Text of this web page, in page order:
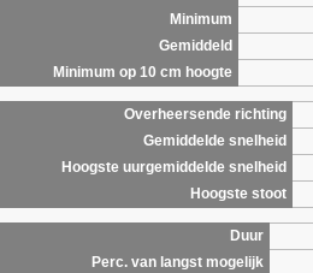
Minimum
Gemiddeld
Minimum op 10 cm hoogte
Overheersende richting
Gemiddelde snelheid
Hoogste uurgemiddelde snelheid
Hoogste stoot
Duur
Perc. van langst mogelijk